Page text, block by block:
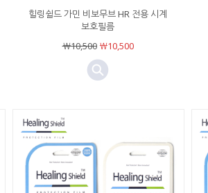
힐링쉴드 가민 비보무브 HR 전용 시계
보호필름
￦10,500￦10,500